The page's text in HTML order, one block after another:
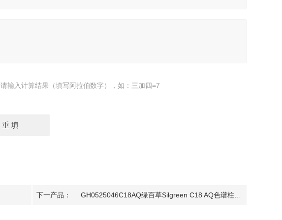
请输入计算结果（填写阿拉伯数字），如：三加四=7
下一产品： GH0525046C18AQ绿百草Silgreen C18 AQ色谱柱